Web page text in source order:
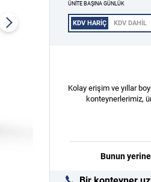
ÜNITE BAŞINA GÜNLÜK
KDV HARİÇ KDV DAHİL
Kolay erişim ve yıllar
konteynerlerimiz,
Bunun